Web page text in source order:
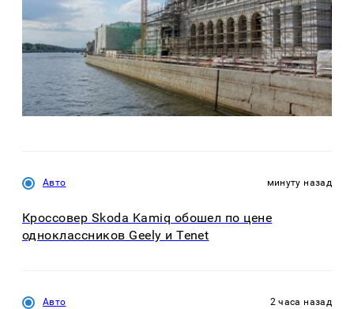
Авто минуту назад
Кроссовер Skoda Kamiq обошел по цене
одноклассников Geely и Tenet
Авто 2 часа назад